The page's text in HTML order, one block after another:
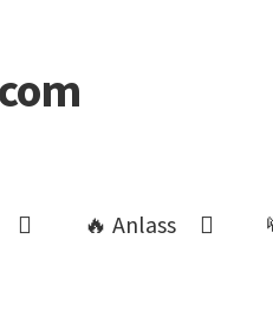
🔥 Anlass